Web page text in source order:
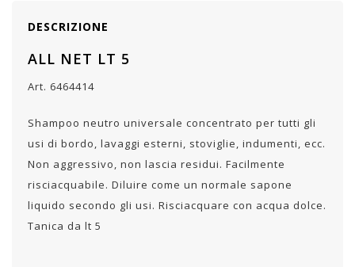
DESCRIZIONE
ALL NET LT 5
Art. 6464414
Shampoo neutro universale concentrato per tutti gli
usi di bordo, lavaggi esterni, stoviglie, indumenti, ecc.
Non aggressivo, non lascia residui. Facilmente
risciacquabile. Diluire come un normale sapone
liquido secondo gli usi. Risciacquare con acqua dolce.
Tanica da lt 5